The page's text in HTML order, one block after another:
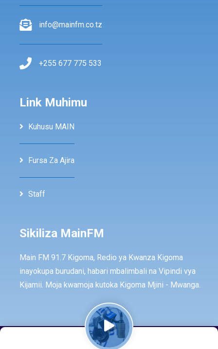
info@mainfm.co.tz
+255 677 775 533
Link Muhimu
Kuhusu MAIN
Fursa Za Ajira
Staff
Sikiliza MainFM
Main FM 91.7 Kigoma, Redio ya Kwanza Kigoma
inayokupa burudani, habari mbalimbali na Vipindi vya
Kijamii. Moja kwamoja kutoka Kigoma Mjini - Mwanga.
© Copyright -2026